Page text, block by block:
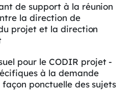
de support à la réunion
la direction de
projet et la direction
pour le CODIR projet -
à la demande
ponctuelle des sujets